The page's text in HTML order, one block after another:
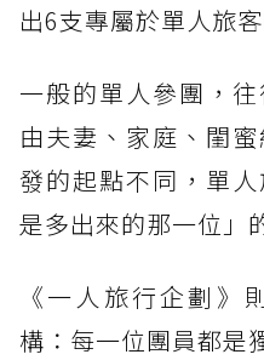
出6支專屬於單人旅
一般的單人參團，
由夫妻、家庭、閨
發的起點不同，單
是多出來的那一位」
《一人旅行企劃》
構：每一位團員都是